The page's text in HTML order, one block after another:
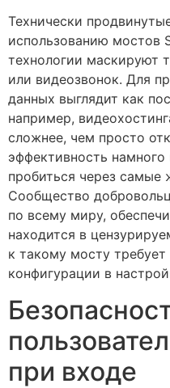
Технически
использованию мостов
технологии маскируют
или видеозвонок. Для
данных выглядит как
например,
сложнее, чем просто
эффективность
пробиться через самые
Сообщество
по всему миру,
находится в
к такому мосту
конфигурации в
при входе